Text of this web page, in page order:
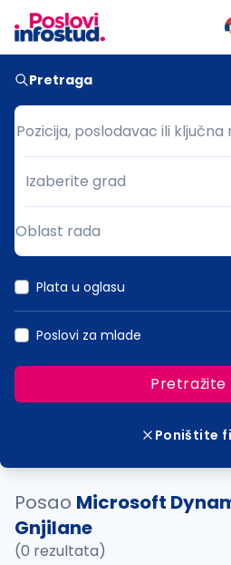
Pretraga
Pozicija, poslodavac ili ključna
Pozicija, poslodavac ili ključna
Grad
Izaberite grad
Oblast rada
Plata u oglasu
Poslovi za mlade
Pretražite
Poništite
Posao Microsoft
Gnjilane
(0 rezultata)